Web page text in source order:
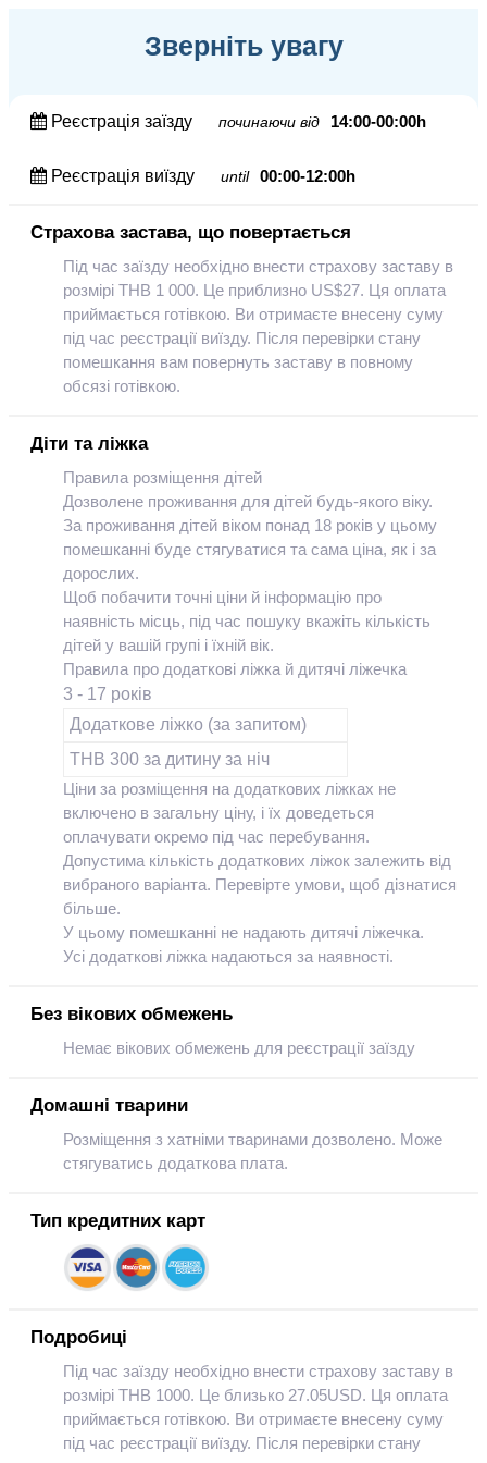
Зверніть увагу
Реєстрація заїзду починаючи від 14:00-00:00h
Реєстрація виїзду until 00:00-12:00h
Страхова застава, що повертається
Під час заїзду необхідно внести страхову заставу в
розмірі THB 1 000. Це приблизно US$27. Ця оплата
приймається готівкою. Ви отримаєте внесену суму
під час реєстрації виїзду. Після перевірки стану
помешкання вам повернуть заставу в повному
обсязі готівкою.
Діти та ліжка
Правила розміщення дітей
Дозволене проживання для дітей будь-якого віку.
За проживання дітей віком понад 18 років у цьому
помешканні буде стягуватися та сама ціна, як і за
дорослих.
Щоб побачити точні ціни й інформацію про
наявність місць, під час пошуку вкажіть кількість
дітей у вашій групі і їхній вік.
Правила про додаткові ліжка й дитячі ліжечка
3 - 17 років
Додаткове ліжко (за запитом)
THB 300 за дитину за ніч
Ціни за розміщення на додаткових ліжках не
включено в загальну ціну, і їх доведеться
оплачувати окремо під час перебування.
Допустима кількість додаткових ліжок залежить від
вибраного варіанта. Перевірте умови, щоб дізнатися
більше.
У цьому помешканні не надають дитячі ліжечка.
Усі додаткові ліжка надаються за наявності.
Без вікових обмежень
Немає вікових обмежень для реєстрації заїзду
Домашні тварини
Розміщення з хатніми тваринами дозволено. Може
стягуватись додаткова плата.
Тип кредитних карт
Подробиці
Під час заїзду необхідно внести страхову заставу в
розмірі THB 1000. Це близько 27.05USD. Ця оплата
приймається готівкою. Ви отримаєте внесену суму
під час реєстрації виїзду. Після перевірки стану